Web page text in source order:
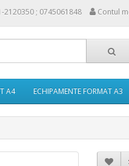
2120350 ; 0745061848 Contul
A4 ECHIPAMENTE FORMAT A3